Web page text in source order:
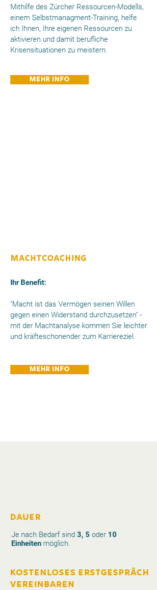
Mithilfe des Zürcher Ressourcen-Modells,
einem Selbstmanagment-Training, helfe
ich Ihnen, Ihre eigenen Ressourcen zu
aktivieren und damit berufliche
Krisensituationen zu meistern.
Mehr Info
Ihr Benefit:
"Macht ist das Vermögen seinen Willen
gegen einen Widerstand durchzusetzen" -
mit der Machtanalyse kommen Sie leichter
und kräfteschonender zum Karriereziel.​
Mehr Info
machtCoaching
Dauer
Je nach Bedarf sind 3, 5 oder 10
Einheiten möglich.
Kostenloses Erstgespräch
Vereinbaren